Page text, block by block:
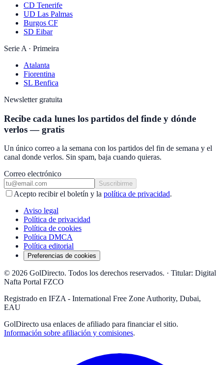
CD Tenerife
UD Las Palmas
Burgos CF
SD Eibar
Serie A · Primeira
Atalanta
Fiorentina
SL Benfica
Newsletter gratuita
Recibe cada lunes los partidos del finde y dónde
verlos — gratis
Un único correo a la semana con los partidos del fin de semana y el
canal donde verlos. Sin spam, baja cuando quieras.
Correo electrónico
Suscribirme
Acepto recibir el boletín y la política de privacidad.
Aviso legal
Política de privacidad
Política de cookies
Política DMCA
Política editorial
Preferencias de cookies
© 2026 GolDirecto. Todos los derechos reservados. · Titular: Digital
Nafta Portal FZCO
Registrado en IFZA - International Free Zone Authority, Dubai,
EAU
GolDirecto usa enlaces de afiliado para financiar el sitio.
Información sobre afiliación y comisiones.